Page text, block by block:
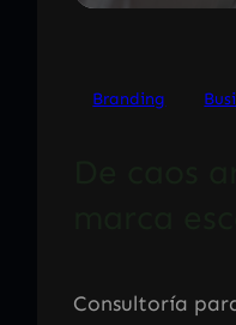
Branding
Consultoría